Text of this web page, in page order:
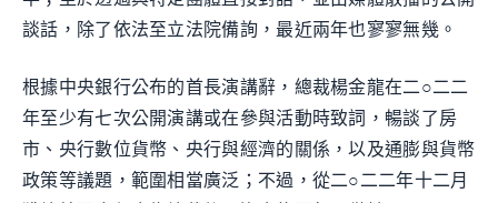
談話，除了依法至立法院備詢，最近兩年也寥寥無幾。
根據中央銀行公布的首長演講辭，總裁楊金龍在二○二二
年至少有七次公開演講或在參與活動時致詞，暢談了房
市、央行數位貨幣、央行與經濟的關係，以及通膨與貨幣
政策等議題，範圍相當廣泛；不過，從二○二二年十二月